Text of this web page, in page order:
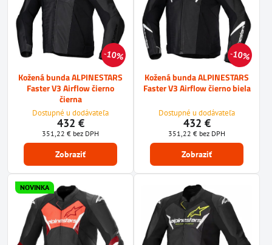
10%
Kožená bunda ALPINESTARS
Faster V3 Airflow čierno
čierna
Dostupné u dodávateľa
432 €
351,22 € bez DPH
Zobraziť
10%
Kožená bunda ALPINESTARS
Faster V3 Airflow čierno biela
Dostupné u dodávateľa
432 €
351,22 € bez DPH
Zobraziť
NOVINKA